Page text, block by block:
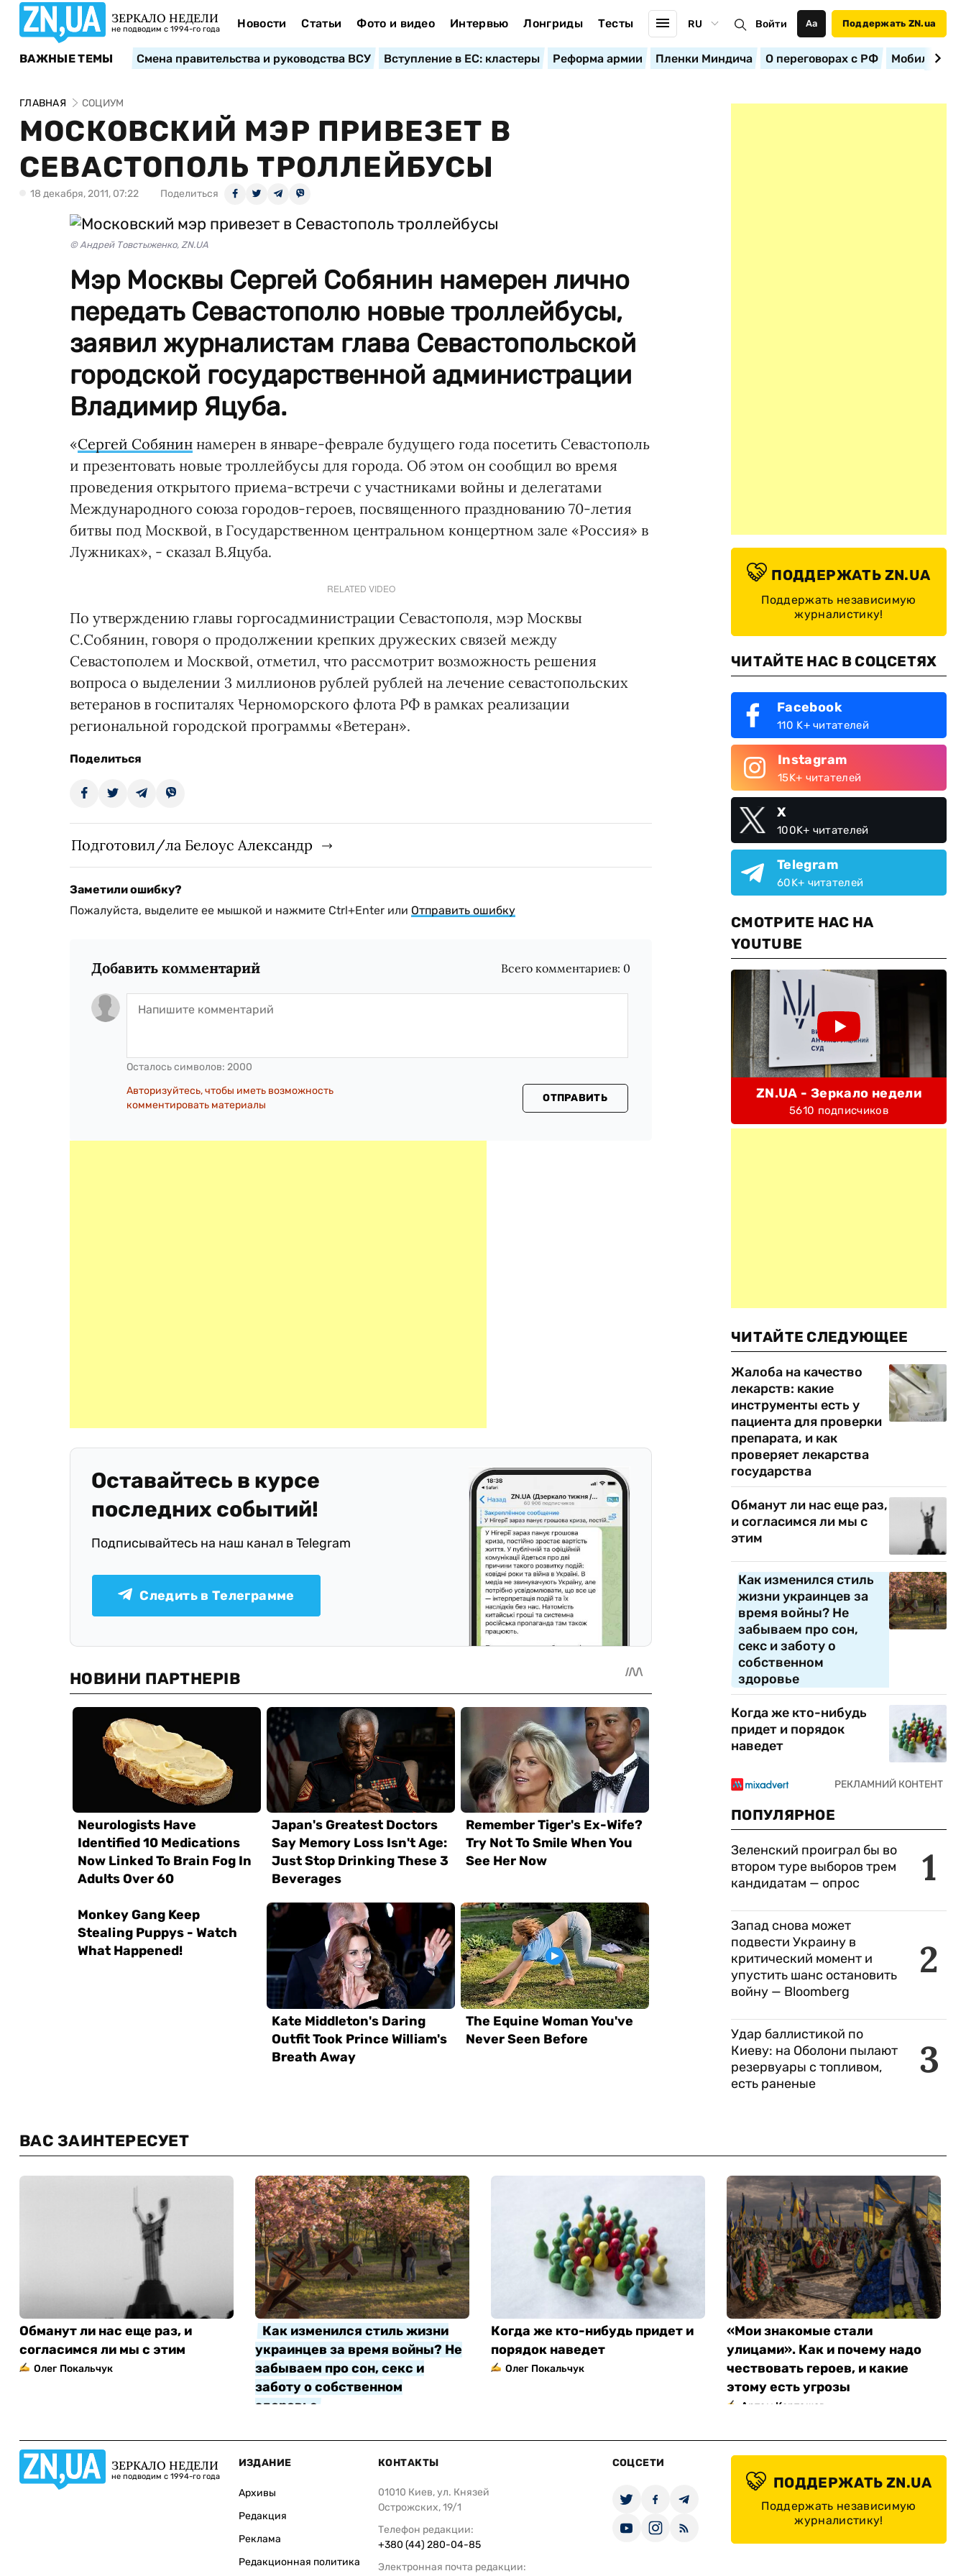
ЗЕРКАЛО НЕДЕЛИ
не подводим с 1994-го года Новости Статьи Фото и видео Интервью Лонгриды Тесты RU Войти Аа Поддержать ZN.ua
ВАЖНЫЕ ТЕМЫ Смена правительства и руководства ВСУ Вступление в ЕС: кластеры Реформа армии Пленки Миндича О переговорах с РФ
ГЛАВНАЯ СОЦИУМ
МОСКОВСКИЙ МЭР ПРИВЕЗЕТ В
СЕВАСТОПОЛЬ ТРОЛЛЕЙБУСЫ
18 декабря, 2011, 07:22 Поделиться
© Андрей Товстыженко, ZN.UA
Мэр Москвы Сергей Собянин намерен лично
передать Севастополю новые троллейбусы,
заявил журналистам глава Севастопольской
городской государственной администрации
Владимир Яцуба.
«Сергей Собянин намерен в январе-феврале будущего года посетить Севастополь
и презентовать новые троллейбусы для города. Об этом он сообщил во время
проведения открытого приема-встречи с участниками войны и делегатами
Международного союза городов-героев, посвященного празднованию 70-летия
битвы под Москвой, в Государственном центральном концертном зале «Россия» в
Лужниках», - сказал В.Яцуба.
RELATED VIDEO
По утверждению главы горгосадминистрации Севастополя, мэр Москвы
С.Собянин, говоря о продолжении крепких дружеских связей между
Севастополем и Москвой, отметил, что рассмотрит возможность решения
вопроса о выделении 3 миллионов рублей рублей на лечение севастопольских
ветеранов в госпиталях Черноморского флота РФ в рамках реализации
региональной городской программы «Ветеран».
Поделиться
Подготовил/ла Белоус Александр
Заметили ошибку?
Пожалуйста, выделите ее мышкой и нажмите Ctrl+Enter или Отправить ошибку
Добавить комментарий Всего комментариев: 0
Осталось символов: 2000
Авторизуйтесь, чтобы иметь возможность
комментировать материалы
ОТПРАВИТЬ
Оставайтесь в курсе
последних событий!
Подписывайтесь на наш канал в Telegram
Следить в Телеграмме
ПОДДЕРЖАТЬ ZN.UA
Поддержать независимую
журналистику!
ЧИТАЙТЕ НАС В СОЦСЕТЯХ
Facebook
110 K+ читателей
Instagram
15K+ читателей
X
100K+ читателей
Telegram
60K+ читателей
СМОТРИТЕ НАС НА
YOUTUBE
ZN.UA - Зеркало недели
5610 подписчиков
ЧИТАЙТЕ СЛЕДУЮЩЕЕ
Жалоба на качество
лекарств: какие
инструменты есть у
пациента для проверки
препарата, и как
проверяет лекарства
государства
Обманут ли нас еще раз,
и согласимся ли мы с
этим
Как изменился стиль
жизни украинцев за
время войны? Не
забываем про сон,
секс и заботу о
собственном
здоровье
Когда же кто-нибудь
придет и порядок
наведет
ПОПУЛЯРНОЕ
1
Зеленский проиграл бы во
втором туре выборов трем
кандидатам — опрос
2
Запад снова может
подвести Украину в
критический момент и
упустить шанс остановить
войну — Bloomberg
3
Удар баллистикой по
Киеву: на Оболони пылают
резервуары с топливом,
есть раненые
ВАС ЗАИНТЕРЕСУЕТ
Обманут ли нас еще раз, и
согласимся ли мы с этим
Олег Покальчук
Как изменился стиль жизни
украинцев за время войны? Не
забываем про сон, секс и
заботу о собственном
здоровье
Когда же кто-нибудь придет и
порядок наведет
Олег Покальчук
«Мои знакомые стали
улицами». Как и почему надо
чествовать героев, и какие
этому есть угрозы
Артем Карташов
ЗЕРКАЛО НЕДЕЛИ
не подводим с 1994-го года
ИЗДАНИЕ
Архивы
Редакция
Реклама
Редакционная политика
КОНТАКТЫ
01010 Киев, ул. Князей
Острожских, 19/1
Телефон редакции:
+380 (44) 280-04-85
Электронная почта редакции:
СОЦСЕТИ
ПОДДЕРЖАТЬ ZN.UA
Поддержать независимую
журналистику!